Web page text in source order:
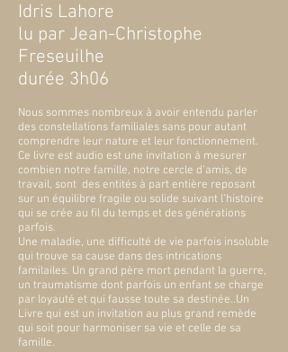
Idris Lahore
lu par Jean-Christophe
Freseuilhe
durée 3h06
Nous sommes nombreux à avoir entendu parler
des constellations familiales sans pour autant
comprendre leur nature et leur fonctionnement.
Ce livre est audio est une invitation à mesurer
combien notre famille, notre cercle d'amis, de
travail, sont des entités à part entière reposant
sur un équilibre fragile ou solide suivant l'histoire
qui se crée au fil du temps et des générations
parfois.
Une maladie, une difficulté de vie parfois insoluble
qui trouve sa cause dans des intrications
familailes. Un grand père mort pendant la guerre,
un traumatisme dont parfois un enfant se charge
par loyauté et qui fausse toute sa destinée..Un
Livre qui est un invitation au plus grand remède
qui soit pour harmoniser sa vie et celle de sa
famille.